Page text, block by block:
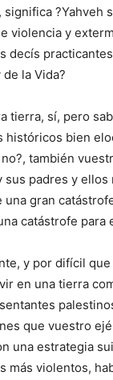
significa ?Yahveh
violencia y
decís
la Vida?
tierra, sí, pero
históricos bien
también
sus padres y ellos
una gran
catástrofe para
y por difícil
en una tierra
que vuestro
una estrategia
más violentos,